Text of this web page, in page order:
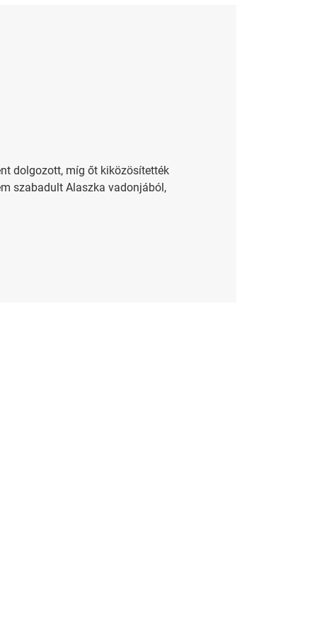
dolgozott, míg őt kiközösítették
szabadult Alaszka vadonjából,